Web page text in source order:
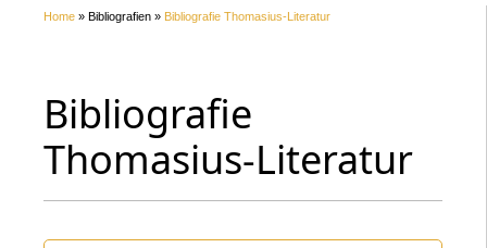
Home » Bibliografien » Bibliografie Thomasius-Literatur
Bibliografie
Thomasius-Literatur